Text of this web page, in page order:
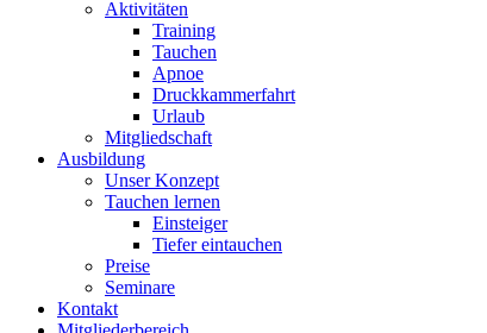
Aktivitäten
Training
Tauchen
Apnoe
Druckkammerfahrt
Urlaub
Mitgliedschaft
Ausbildung
Unser Konzept
Tauchen lernen
Einsteiger
Tiefer eintauchen
Preise
Seminare
Kontakt